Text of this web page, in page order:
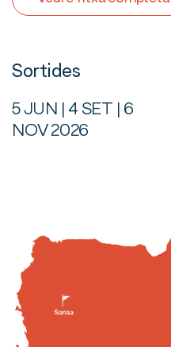
Sortides
5 JUN | 4 SET | 6
NOV 2026